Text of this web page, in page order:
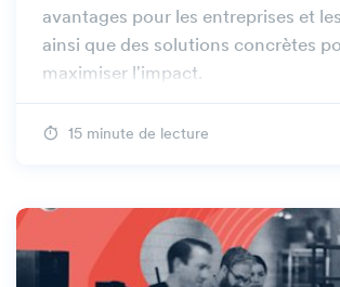
avantages pour les entreprises et
ainsi que des solutions concrètes
maximiser l'impact.
15 minute de lecture